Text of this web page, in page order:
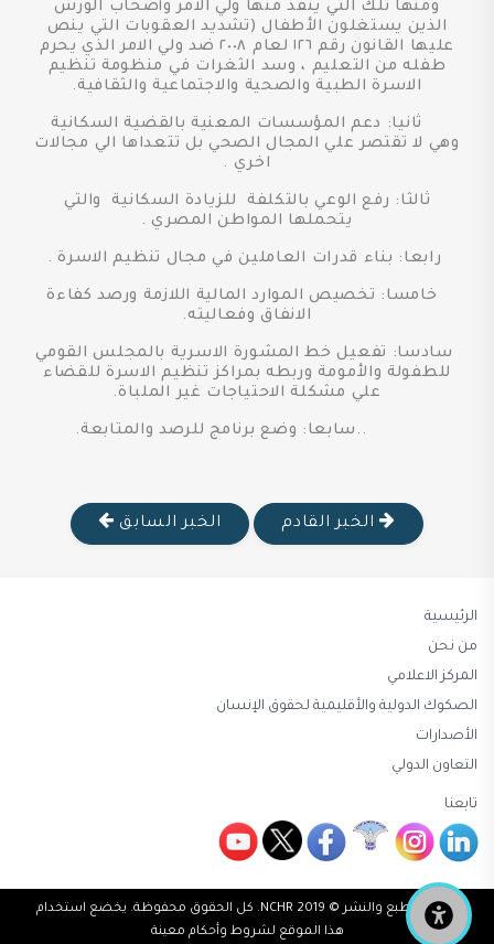
ومنها تلك التي ينفذ منها ولي الامر وأصحاب الورش
الذين يستغلون الأطفال (تشديد العقوبات التي ينص
عليها القانون رقم ١٢٦ لعام ٢٠٠٨ ضد ولي الامر الذي يحرم
طفله من التعليم ، وسد الثغرات في منظومة تنظيم
الاسرة الطبية والصحية والاجتماعية والثقافية.
ثانيا: دعم المؤسسات المعنية بالقضية السكانية
وهي لا تقتصر علي المجال الصحي بل تتعداها الي مجالات
اخري .
ثالثا: رفع الوعي بالتكلفة للزيادة السكانية والتي
يتحملها المواطن المصري .
رابعا: بناء قدرات العاملين في مجال تنظيم الاسرة .
خامسا: تخصيص الموارد المالية اللازمة ورصد كفاءة
الانفاق وفعاليته.
سادسا: تفعيل خط المشورة الاسرية بالمجلس القومي
للطفولة والأمومة وربطه بمراكز تنظيم الاسرة للقضاء
علي مشكلة الاحتياجات غير الملباة.
..سابعا: وضع برنامج للرصد والمتابعة.
الخبر القادم الخبر السابق
الرئيسية
من نحن
المركز الاعلامي
الصكوك الدولية والأقليمية لحقوق الإنسان
الأصدارات
التعاون الدولي
تابعنا
حقوق الطبع والنشر © 2019 NCHR. كل الحقوق محفوظة. يخضع استخدام
هذا الموقع لشروط وأحكام معينة